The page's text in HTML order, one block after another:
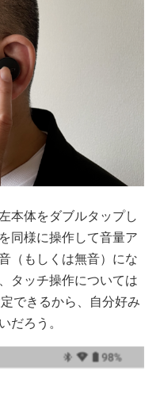
本体をダブルタップし
同様に操作して音量ア
（もしくは無音）にな
タッチ操作については
できるから、自分好み
だろう。